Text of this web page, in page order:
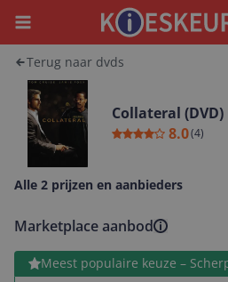
Menu
Terug naar dvds
Collateral (DVD)
8.0(4)
Alle 2 prijzen en aanbieders
Marketplace aanbod
Meest populaire keuze –
Bekijk product